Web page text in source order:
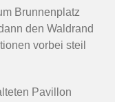
Brunnenplatz
den Waldrand
vorbei steil
Pavillon